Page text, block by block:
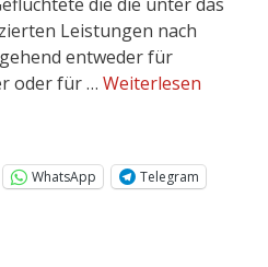
Leistungen nach
entweder für
oder für … Weiterlesen
WhatsApp
Telegram